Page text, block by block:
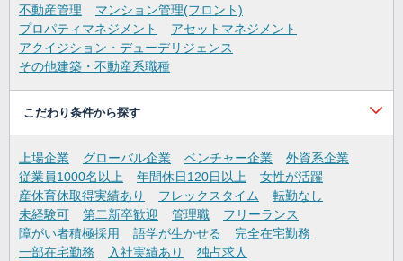
不動産管理
マンション管理(フロント)
プロパティマネジメント
アセットマネジメント
アクイジション・デューデリジェンス
その他建築・不動産系職種
こだわり条件から探す
上場企業 グローバル企業 ベンチャー企業
外資系企業
従業員1000名以上
年間休日120日以上
女性が活躍
産休育休取得実績あり
フレックスタイム
転勤なし
未経験可
第二新卒歓迎 管理職
フリーランス
障がい者積極採用
語学が生かせる
完全在宅勤務
一部在宅勤務
入社実績あり 独占求人